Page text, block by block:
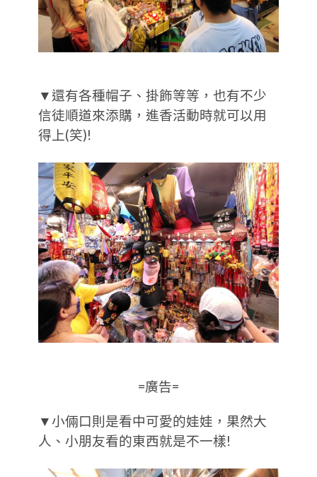
▼還有各種帽子、掛飾等等，也有不少
信徒順道來添購，進香活動時就可以用
得上(笑)!
=廣告=
▼小倆口則是看中可愛的娃娃，果然大
人、小朋友看的東西就是不一樣!